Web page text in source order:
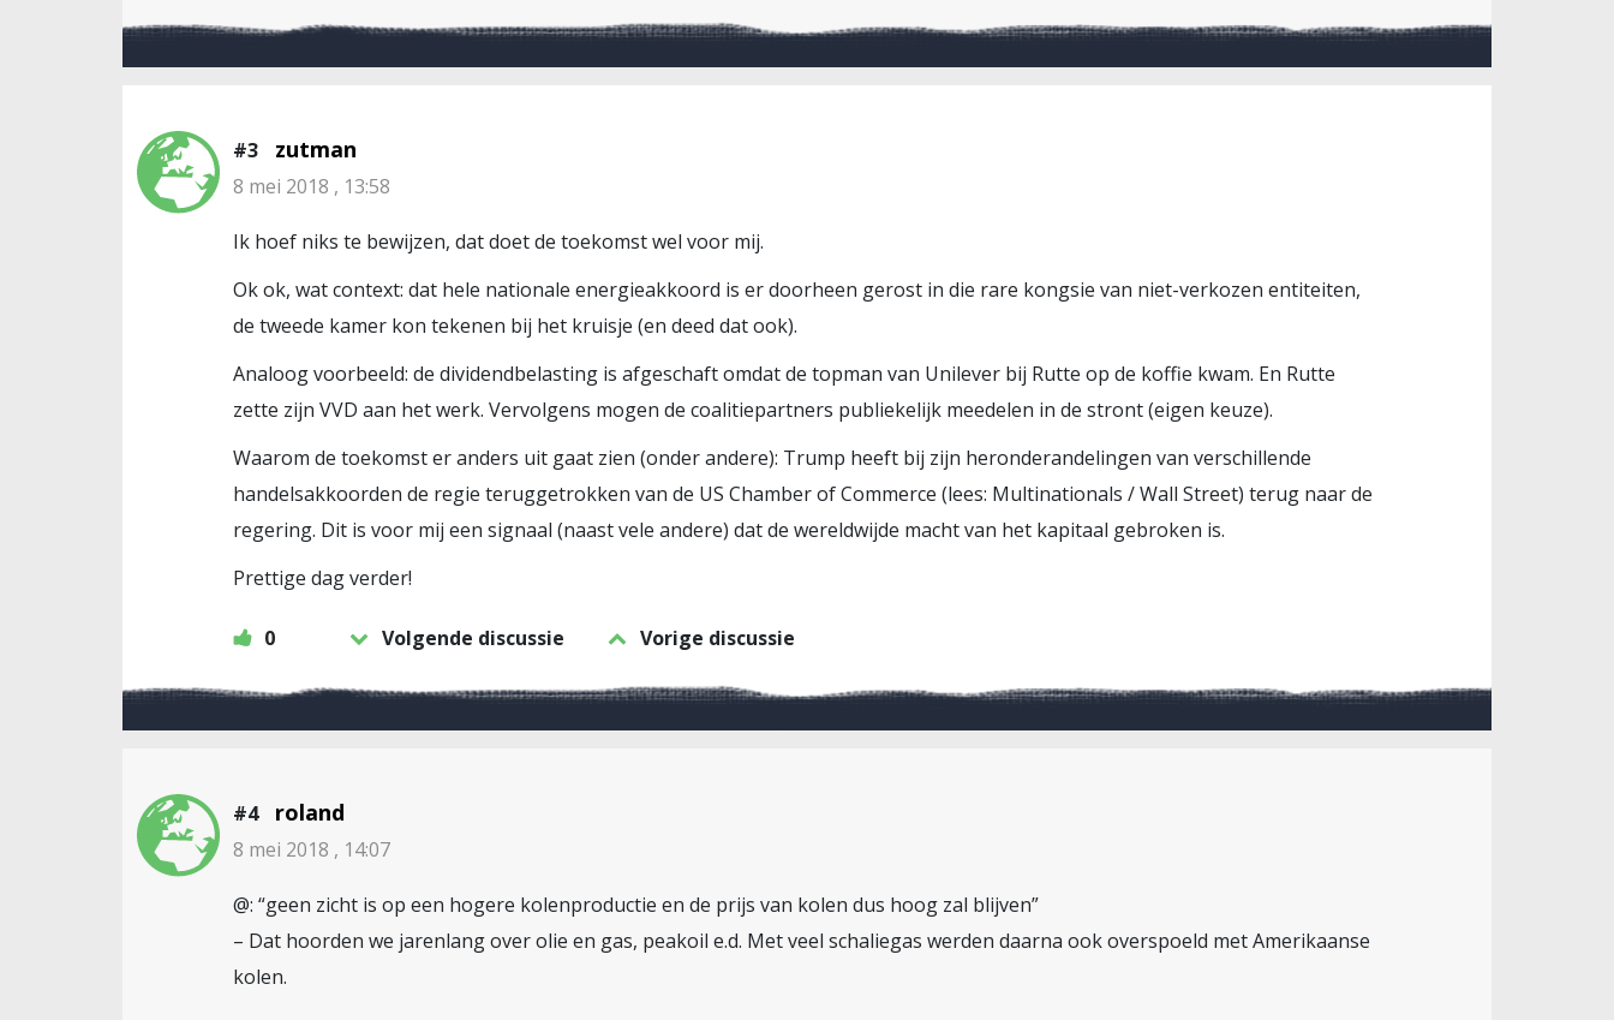
#3 zutman
8 mei 2018 , 13:58
Ik hoef niks te bewijzen, dat doet de toekomst wel voor mij.
Ok ok, wat context: dat hele nationale energieakkoord is er doorheen gerost in die rare kongsie van niet-verkozen entiteiten,
de tweede kamer kon tekenen bij het kruisje (en deed dat ook).
Analoog voorbeeld: de dividendbelasting is afgeschaft omdat de topman van Unilever bij Rutte op de koffie kwam. En Rutte
zette zijn VVD aan het werk. Vervolgens mogen de coalitiepartners publiekelijk meedelen in de stront (eigen keuze).
Waarom de toekomst er anders uit gaat zien (onder andere): Trump heeft bij zijn heronderandelingen van verschillende
handelsakkoorden de regie teruggetrokken van de US Chamber of Commerce (lees: Multinationals / Wall Street) terug naar de
regering. Dit is voor mij een signaal (naast vele andere) dat de wereldwijde macht van het kapitaal gebroken is.
Prettige dag verder!
0 Volgende discussie Vorige discussie
#4 roland
8 mei 2018 , 14:07
@: “geen zicht is op een hogere kolenproductie en de prijs van kolen dus hoog zal blijven”
– Dat hoorden we jarenlang over olie en gas, peakoil e.d. Met veel schaliegas werden daarna ook overspoeld met Amerikaanse
kolen.